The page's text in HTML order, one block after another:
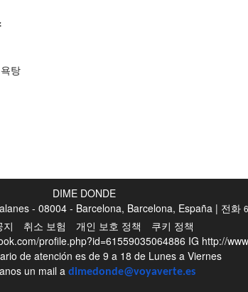
탕
스토랑
행사
DIME DONDE
- 08004 - Barcelona, Barcelona, España | 전화
지 취소 보험 개인 보호 정책
쿠키 정책
profile.php?id=61559035064886 IG http://
de atención es de 9 a 18 de Lunes a Viernes
un mail a dimedonde@voyaverte.es